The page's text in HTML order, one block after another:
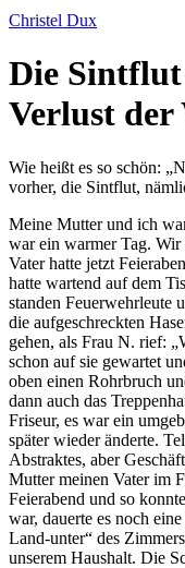
Christel Dux
Die
Verlust der
Wie heißt es so schön:
vorher, die Sintflut,
Meine Mutter und ich
war ein warmer Tag.
Vater hatte jetzt
hatte wartend auf dem
standen Feuerwehrleute
die aufgeschreckten
gehen, als Frau N. rief:
schon auf sie gewartet
oben einen Rohrbruch
dann auch das
Friseur, es war ein
später wieder änderte.
Abstraktes, aber
Mutter meinen Vater im
Feierabend und so
war, dauerte es noch
Land-unter“ des
unserem Haushalt. Die